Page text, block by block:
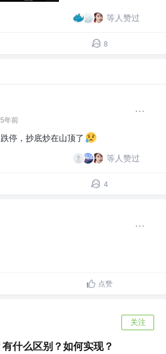
等人赞过
8
5年前
停，抄底炒在山顶了
等人赞过
4
点赞
关注
什么区别？如何实现？